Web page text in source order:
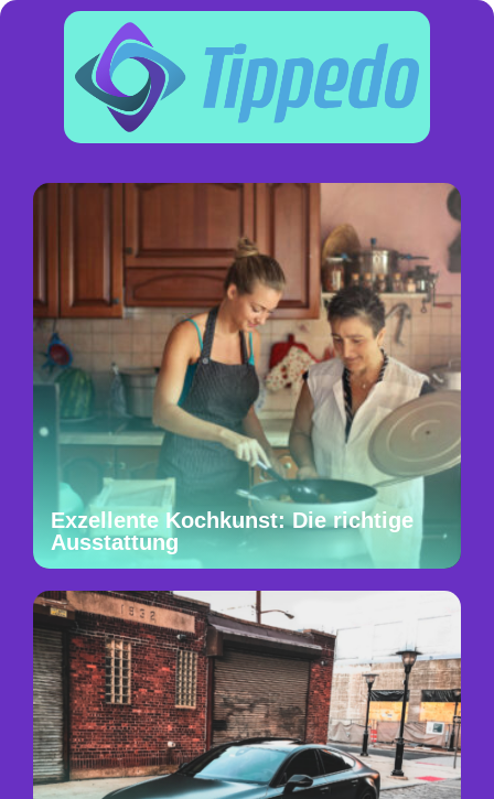
Exzellente Kochkunst: Die richtige
Ausstattung